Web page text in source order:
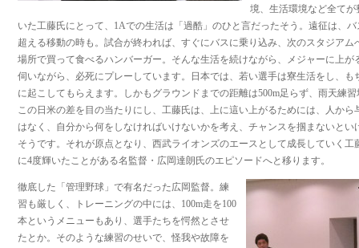
境、生活環境など全て
いた工藤氏にとって、1Aでの生活は「過酷」のひと言だったそう。遠征は、
超える移動の時も。試合が終われば、すぐにバスに乗り込み、次のスタジアム
場所で買って食べるハンバーガー。そんな生活を続けながら、メジャーに上が
伺いながら、必死にプレーしています。日本では、若い選手は寮生活をし、も
に起こしてもらえます。しかもグラウンドまでの距離は500m足らず、雨天練
この日米の差を目の当たりにし、工藤氏は、上に這い上がるためには、人から
はなく、自分から何をしなければいけないかを考え、チャンスを掴まないとい
そうです。それが原点となり、西武ライオンズのエースとして成長していく工
に4度輝いたことがある名監督・広岡達朗氏のエピソードへと移ります。
徹底した「管理野球」で有名だった広岡監督。練
習も厳しく、トレーニングの中には、100m走を100
本というメニューもあり、選手たちを愕然とさせ
たとか。そのような練習のせいで、怪我や故障を